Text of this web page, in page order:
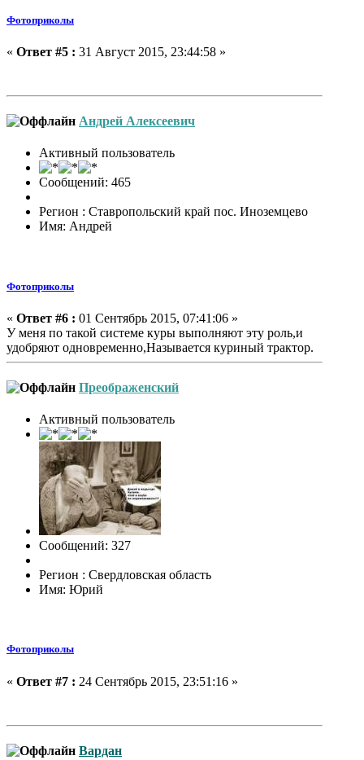
Фотоприколы
« Ответ #5 : 31 Август 2015, 23:44:58 »
Андрей Алексеевич
Активный пользователь
Сообщений: 465
Регион : Ставропольский край пос. Иноземцево
Имя: Андрей
Фотоприколы
« Ответ #6 : 01 Сентябрь 2015, 07:41:06 »
У меня по такой системе куры выполняют эту роль,и
удобряют одновременно,Называется куриный трактор.
Преображенский
Активный пользователь
Сообщений: 327
Регион : Свердловская область
Имя: Юрий
Фотоприколы
« Ответ #7 : 24 Сентябрь 2015, 23:51:16 »
Вардан